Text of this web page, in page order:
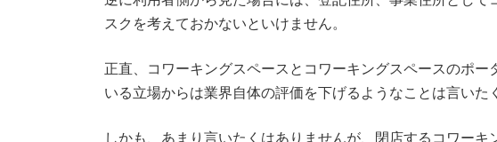
スクを考えておかないといけません。
正直、コワーキングスペースとコワーキングスペースのポ
いる立場からは業界自体の評価を下げるようなことは言いた
しかも、あまり言いたくはありませんが、閉店するコワーキ